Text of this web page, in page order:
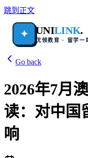
跳到正文
✦ UNILINK.
优领教育 · 留学一
Go back
2026年7月
读：对中国
响